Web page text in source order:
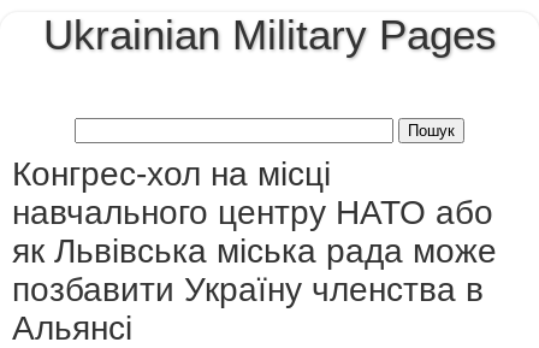
Ukrainian Military Pages
Конгрес-хол на місці
навчального центру НАТО або
як Львівська міська рада може
позбавити Україну членства в
Альянсі